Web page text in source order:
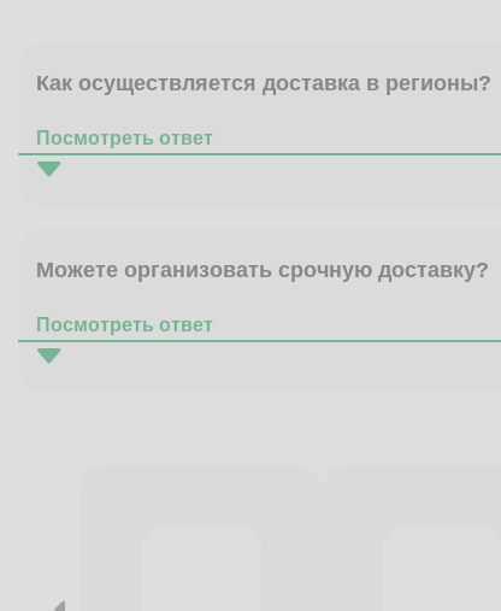
Как осуществляется доставка в регионы?
Посмотреть ответ
Можете организовать срочную доставку?
Посмотреть ответ